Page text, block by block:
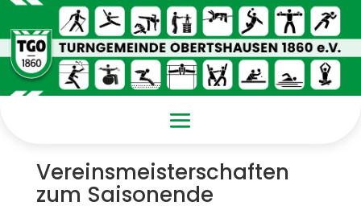
Vereinsmeisterschaften
zum Saisonende